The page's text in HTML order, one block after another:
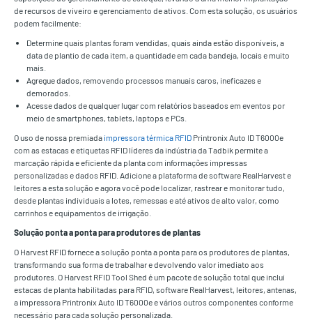
de recursos de viveiro e gerenciamento de ativos. Com esta solução, os usuários
podem facilmente:
Determine quais plantas foram vendidas, quais ainda estão disponíveis, a
data de plantio de cada item, a quantidade em cada bandeja, locais e muito
mais.
Agregue dados, removendo processos manuais caros, ineficazes e
demorados.
Acesse dados de qualquer lugar com relatórios baseados em eventos por
meio de smartphones, tablets, laptops e PCs.
O uso de nossa premiada impressora térmica RFID Printronix Auto ID T6000e
com as estacas e etiquetas RFID líderes da indústria da Tadbik permite a
marcação rápida e eficiente da planta com informações impressas
personalizadas e dados RFID. Adicione a plataforma de software RealHarvest e
leitores a esta solução e agora você pode localizar, rastrear e monitorar tudo,
desde plantas individuais a lotes, remessas e até ativos de alto valor, como
carrinhos e equipamentos de irrigação.
Solução ponta a ponta para produtores de plantas
O Harvest RFID fornece a solução ponta a ponta para os produtores de plantas,
transformando sua forma de trabalhar e devolvendo valor imediato aos
produtores. O Harvest RFID Tool Shed é um pacote de solução total que inclui
estacas de planta habilitadas para RFID, software RealHarvest, leitores, antenas,
a impressora Printronix Auto ID T6000e e vários outros componentes conforme
necessário para cada solução personalizada.